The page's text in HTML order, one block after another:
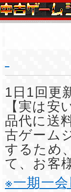
1日1回更
【実は安
品代に送
古ゲーム
するため
て、お客
※一期一